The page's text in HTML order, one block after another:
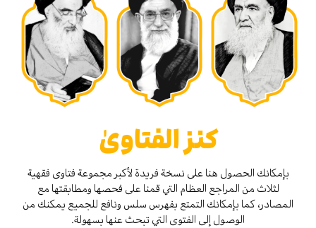
كنز الفتاوىٰ
بإمكانك الحصول هنا على نسخة فريدة لأكبر مجموعة فتاوى فقهية
لثلاث من المراجع العظام التي قمنا على فحصها ومطابقتها مع
المصادر، كما بإمكانك التمتع بفهرس سلس ونافع للجميع يمكنك من
الوصول إلى الفتوى التي تبحث عنها بسهولة.